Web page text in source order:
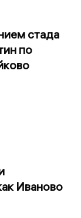
стада
по
Иваново